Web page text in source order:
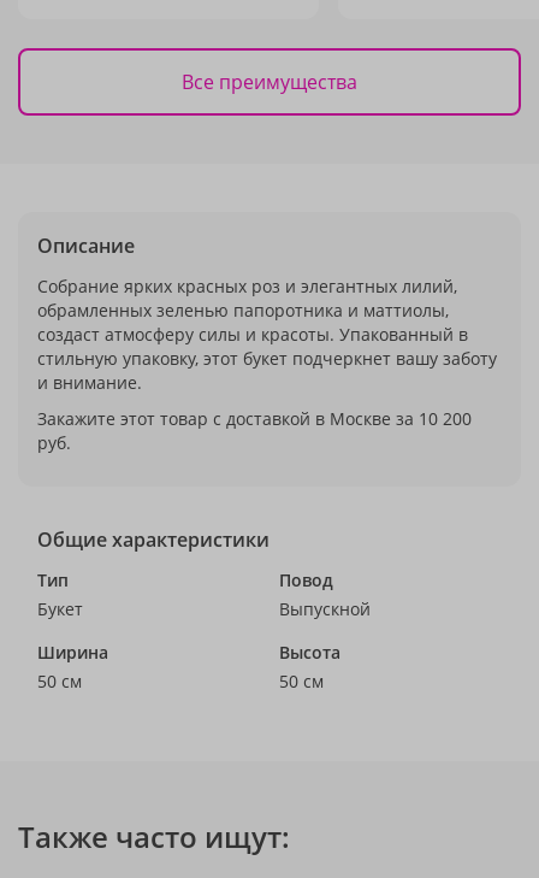
Все преимущества
Описание
Собрание ярких красных роз и элегантных лилий,
обрамленных зеленью папоротника и маттиолы,
создаст атмосферу силы и красоты. Упакованный в
стильную упаковку, этот букет подчеркнет вашу заботу
и внимание.
Закажите этот товар с доставкой в Москве за 10 200
руб.
Общие характеристики
Тип
Букет
Повод
Выпускной
Ширина
50 см
Высота
50 см
Также часто ищут: